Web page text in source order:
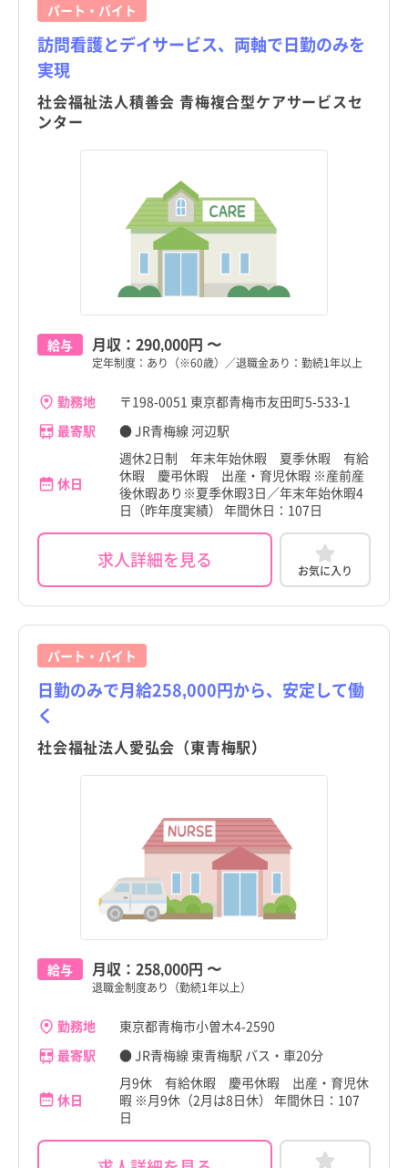
パート・バイト
訪問看護とデイサービス、両軸で日勤のみを
実現
社会福祉法人積善会 青梅複合型ケアサービスセ
ンター
給与 月収： 290,000円 〜
定年制度：あり（※60歳）／退職金あり：勤続1年以上
勤務地
〒198-0051 東京都青梅市友田町5-533-1
最寄駅
● JR青梅線 河辺駅
休日
週休2日制 年末年始休暇 夏季休暇 有給
休暇 慶弔休暇 出産・育児休暇 ※産前産
後休暇あり※夏季休暇3日／年末年始休暇4
日（昨年度実績） 年間休日：107日
求人詳細を見る お気に入り
パート・バイト
日勤のみで月給258,000円から、安定して働
く
社会福祉法人愛弘会（東青梅駅）
給与 月収： 258,000円 〜
退職金制度あり（勤続1年以上）
勤務地
東京都青梅市小曽木4-2590
最寄駅
● JR青梅線 東青梅駅 バス・車20分
休日
月9休 有給休暇 慶弔休暇 出産・育児休
暇 ※月9休（2月は8日休） 年間休日：107
日